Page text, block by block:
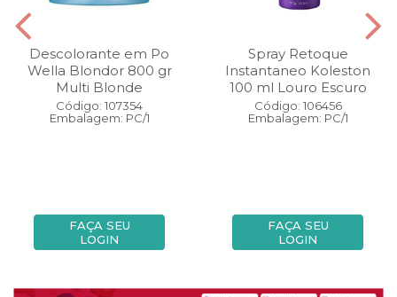
Descolorante em Po
Wella Blondor 800 gr
Multi Blonde
Código: 107354
Embalagem: PC/1
FAÇA SEU
LOGIN
Spray Retoque
Instantaneo Koleston
100 ml Louro Escuro
Código: 106456
Embalagem: PC/1
FAÇA SEU
LOGIN